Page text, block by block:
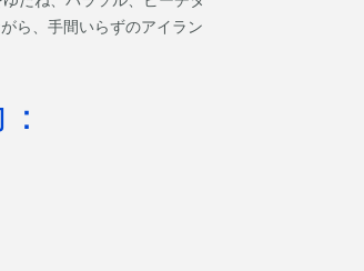
ら、手間いらずのアイラン